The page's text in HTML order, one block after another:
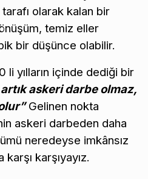
olarak kalan bir
temiz eller
bir düşünce olabilir.
li yılların içinde dediği bir
askeri darbe olmaz,
Gelinen nokta
askeri darbeden daha
neredeyse imkânsız
karşıyayız.